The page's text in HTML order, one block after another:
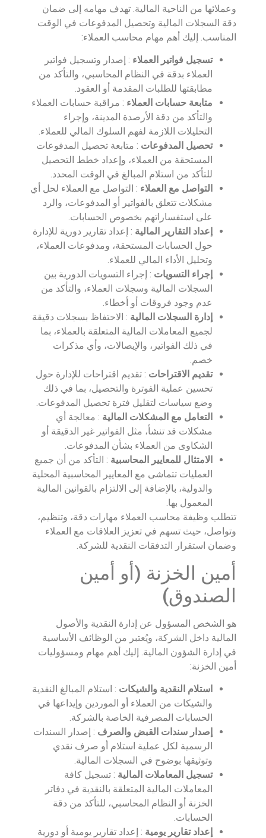
وعملائها من الناحية المالية. تهدف مهامه إلى ضمان
دقة السجلات المالية وتحصيل المدفوعات في الوقت
المناسب. إليك أهم مهام محاسب العملاء:
تسجيل فواتير العملاء : إصدار وتسجيل فواتير
العملاء بدقة في النظام المحاسبي، والتأكد من
مطابقتها للطلبات المقدمة أو العقود.
متابعة حسابات العملاء : مراقبة حسابات العملاء
والتأكد من دقة الأرصدة المدينة، وإجراء
التحليلات اللازمة لفهم السلوك المالي للعملاء.
تحصيل المدفوعات : متابعة تحصيل المدفوعات
المستحقة من العملاء، وإعداد خطط التحصيل
للتأكد من استلام المبالغ في الوقت المحدد.
التواصل مع العملاء : التواصل مع العملاء لحل أي
مشكلات تتعلق بالفواتير أو المدفوعات، والرد
على استفساراتهم بخصوص الحسابات.
إعداد التقارير المالية : إعداد تقارير دورية للإدارة
حول الحسابات المستحقة، ومدفوعات العملاء،
وتحليل الأداء المالي للعملاء.
إجراء التسويات : إجراء التسويات الدورية بين
السجلات المالية وسجلات العملاء، والتأكد من
عدم وجود فروقات أو أخطاء.
إدارة السجلات المالية : الاحتفاظ بسجلات دقيقة
لجميع المعاملات المالية المتعلقة بالعملاء، بما
في ذلك الفواتير، والإيصالات، وأي مذكرات
خصم.
تقديم الاقتراحات : تقديم اقتراحات للإدارة حول
تحسين عملية الفوترة والتحصيل، بما في ذلك
وضع سياسات لتقليل فترة تحصيل المدفوعات.
التعامل مع المشكلات المالية : معالجة أي
مشكلات قد تنشأ، مثل الفواتير غير الدقيقة أو
الشكاوى من العملاء بشأن المدفوعات.
الامتثال للمعايير المحاسبية : التأكد من أن جميع
العمليات تتماشى مع المعايير المحاسبية المحلية
والدولية، بالإضافة إلى الالتزام بالقوانين المالية
المعمول بها.
تتطلب وظيفة محاسب العملاء مهارات دقة، وتنظيم،
وتواصل، حيث تسهم في تعزيز العلاقات مع العملاء
وضمان استقرار التدفقات النقدية للشركة.
أمين الخزنة (أو أمين
الصندوق)
هو الشخص المسؤول عن إدارة النقدية والأصول
المالية داخل الشركة، ويُعتبر من الوظائف الأساسية
في إدارة الشؤون المالية. إليك أهم مهام ومسؤوليات
أمين الخزنة:
استلام النقدية والشيكات : استلام المبالغ النقدية
والشيكات من العملاء أو الموردين وإيداعها في
الحسابات المصرفية الخاصة بالشركة.
إصدار سندات القبض والصرف : إصدار السندات
الرسمية لكل عملية استلام أو صرف نقدي
وتوثيقها بوضوح في السجلات المالية.
تسجيل المعاملات المالية : تسجيل كافة
المعاملات المالية المتعلقة بالنقدية في دفاتر
الخزنة أو النظام المحاسبي، للتأكد من دقة
الحسابات.
إعداد تقارير يومية : إعداد تقارير يومية أو دورية